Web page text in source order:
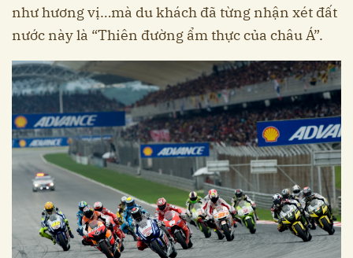
như hương vị…mà du khách đã từng nhận xét đất
nước này là “Thiên đường ẩm thực của châu Á”.